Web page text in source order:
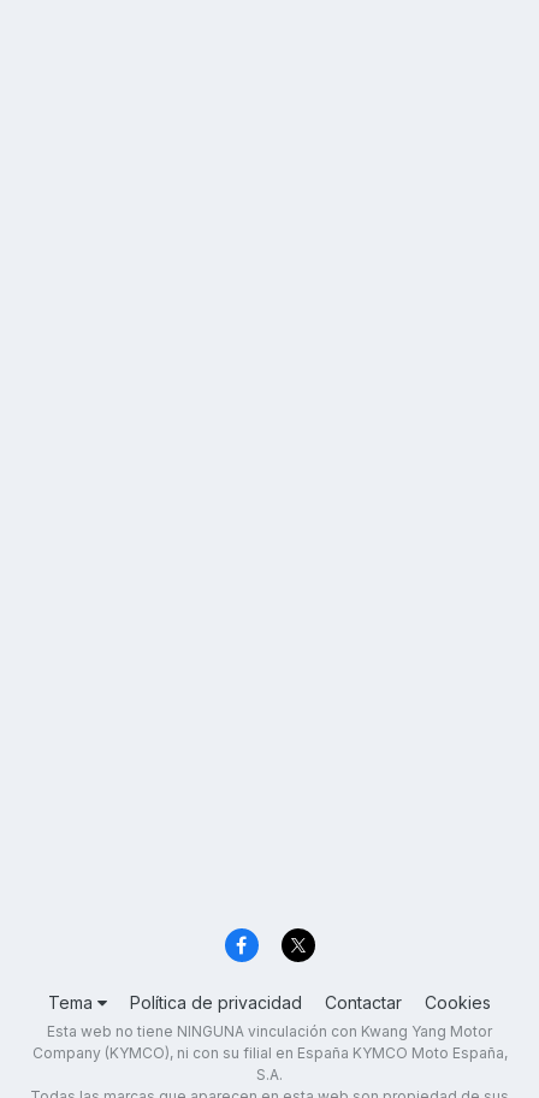
Tema Política de privacidad Contactar Cookies
Esta web no tiene NINGUNA vinculación con Kwang Yang Motor
Company (KYMCO), ni con su filial en España KYMCO Moto España,
S.A.